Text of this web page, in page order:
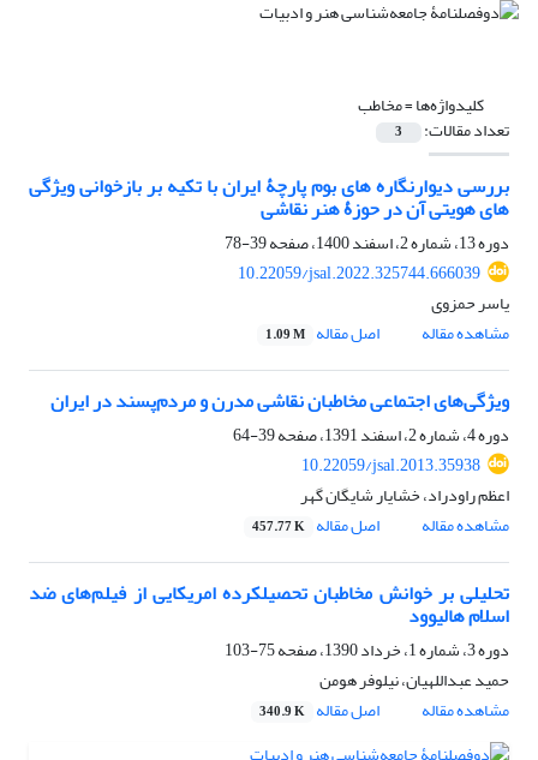
کلیدواژه‌ها =مخاطب
تعداد مقالات: 3
بررسی دیوارنگاره های بوم پارچۀ ایران با تکیه بر بازخوانی ویژگی
های هویتی آن در حوزۀ هنر نقاشی
دوره 13، شماره 2، اسفند 1400، صفحه
39-78
10.22059/jsal.2022.325744.666039
یاسر حمزوی
مشاهده مقاله
اصل مقاله 1.09 M
ویژگی‌های اجتماعی مخاطبان نقاشی مدرن و مردم‌پسند در ایران
دوره 4، شماره 2، اسفند 1391، صفحه
39-64
10.22059/jsal.2013.35938
اعظم راودراد، خشایار شایگان گهر
مشاهده مقاله
اصل مقاله 457.77 K
تحلیلی بر خوانش مخاطبان تحصیلکرده امریکایی از فیلم‌های ضد
اسلام هالیوود
دوره 3، شماره 1، خرداد 1390، صفحه
75-103
حمید عبداللهیان، نیلوفر هومن
مشاهده مقاله
اصل مقاله 340.9 K